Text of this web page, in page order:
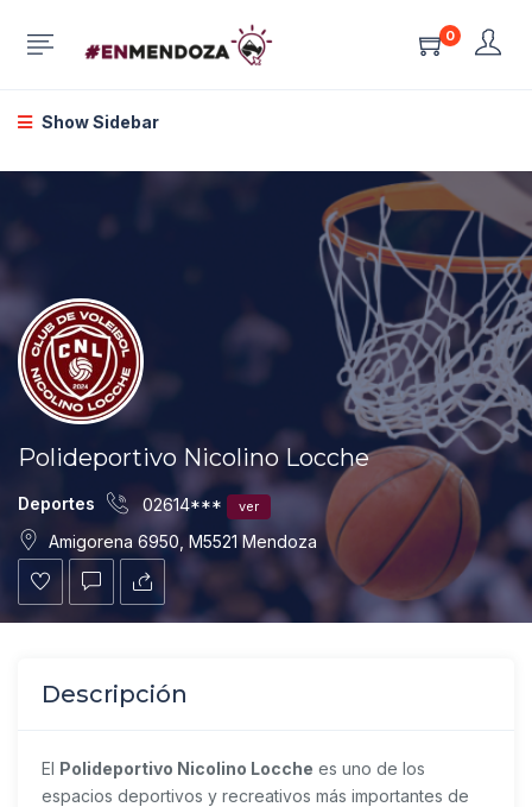
0
Show Sidebar
Polideportivo Nicolino Locche
Deportes 02614*** ver
Amigorena 6950, M5521 Mendoza
Descripción
El Polideportivo Nicolino Locche es uno de los
espacios deportivos y recreativos más importantes de